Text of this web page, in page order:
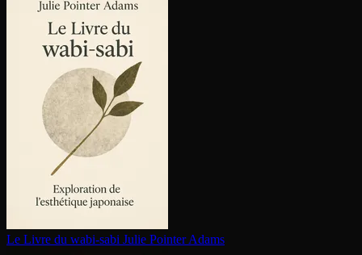
Le Livre du wabi-sabi Julie Pointer Adams